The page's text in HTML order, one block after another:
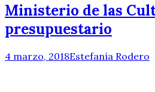
Ministerio de las
presupuestario
4 marzo, 2018Estefanía Rodero